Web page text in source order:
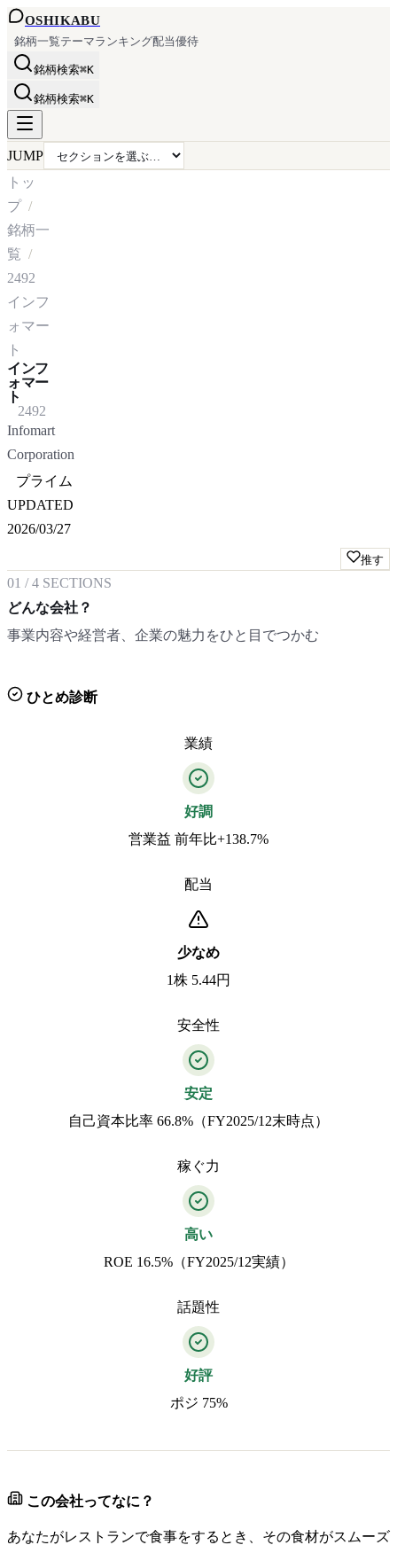
OSHIKABU
銘柄一覧テーマランキング配当優待
銘柄検索⌘K
銘柄検索⌘K
JUMP
トッ
プ
銘柄一
覧
2492
インフ
ォマー
ト
インフ
ォマー
ト
2492
Infomart
Corporation
プライム
UPDATED
2026/03/27
推す
01 /4 SECTIONS
どんな会社？
事業内容や経営者、企業の魅力をひと目でつかむ
ひとめ診断
業績
好調
営業益 前年比+138.7%
配当
少なめ
1株 5.44円
安全性
安定
自己資本比率 66.8%（FY2025/12末時点）
稼ぐ力
高い
ROE 16.5%（FY2025/12実績）
話題性
好評
ポジ 75%
この会社ってなに？
あなたがレストランで食事をするとき、その食材がスムーズ